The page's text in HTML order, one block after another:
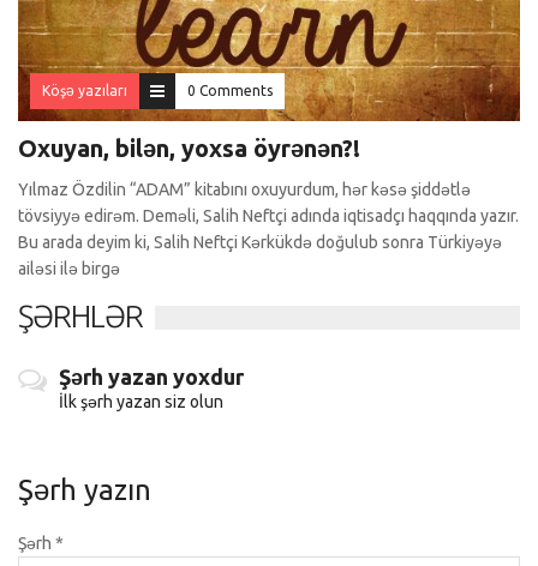
Köşə yazıları 0 Comments
Oxuyan, bilən, yoxsa öyrənən?!
Yılmaz Özdilin “ADAM” kitabını oxuyurdum, hər kəsə şiddətlə
tövsiyyə edirəm. Deməli, Salih Neftçi adında iqtisadçı haqqında yazır.
Bu arada deyim ki, Salih Neftçi Kərkükdə doğulub sonra Türkiyəyə
ailəsi ilə birgə
ŞƏRHLƏR
Şərh yazan yoxdur
İlk şərh yazan siz olun
Şərh yazın
Şərh *